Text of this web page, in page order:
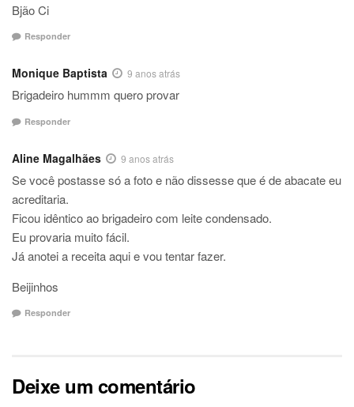
Bjão Ci
Responder
Monique Baptista 9 anos atrás
Brigadeiro hummm quero provar
Responder
Aline Magalhães 9 anos atrás
Se você postasse só a foto e não dissesse que é de abacate eu
acreditaria.
Ficou idêntico ao brigadeiro com leite condensado.
Eu provaria muito fácil.
Já anotei a receita aqui e vou tentar fazer.
Beijinhos
Responder
Deixe um comentário